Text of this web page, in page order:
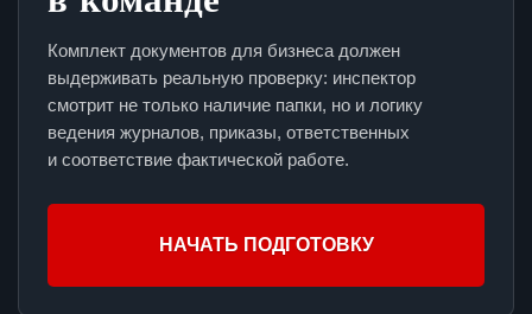
Комплект документов для бизнеса должен
выдерживать реальную проверку: инспектор
смотрит не только наличие папки, но и логику
ведения журналов, приказы, ответственных
и соответствие фактической работе.
НАЧАТЬ ПОДГОТОВКУ